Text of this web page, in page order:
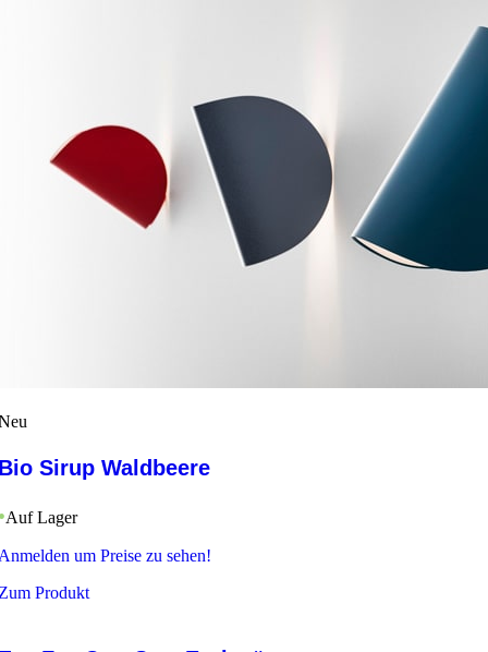
Sirup Waldbeere
Auf Lager
um Preise zu sehen!
Produkt